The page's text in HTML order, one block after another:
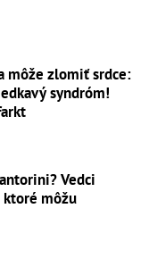
môže zlomiť srdce:
syndróm!
Vedci
môžu